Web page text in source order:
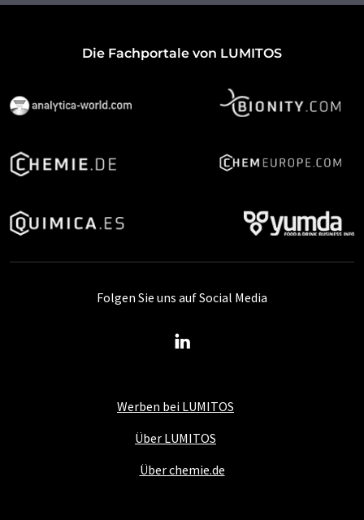
Die Fachportale von LUMITOS
Werben bei LUMITOS
Über LUMITOS
Über chemie.de
Folgen Sie uns auf Social Media